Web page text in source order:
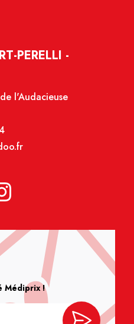
PERELLI -
l'Audacieuse
Médiprix !